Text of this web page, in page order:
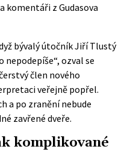
komentáři z Gudasova
bývalý útočník Jiří Tlustý
nepodepíše“, ozval se
člen nového
veřejně popřel.
a po zranění nebude
zavřené dveře.
komplikované